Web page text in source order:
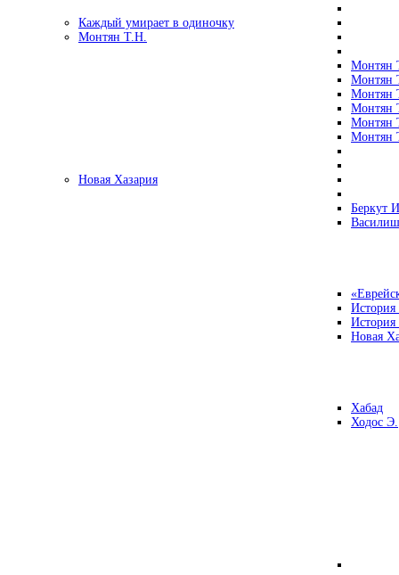
Каждый умирает в одиночку
Монтян Т.Н.
Монтян
Монтян
Монтян
Монтян
Монтян
Монтян
Новая Хазария
Беркут
Новая
Хабад
Ходос Э.